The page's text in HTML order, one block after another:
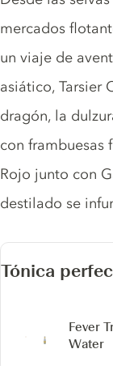
mercados
un viaje de
asiático, Tarsier
dragón, la
con frambuesas
Rojo junto con
destilado se
Tónica
Fever
Water